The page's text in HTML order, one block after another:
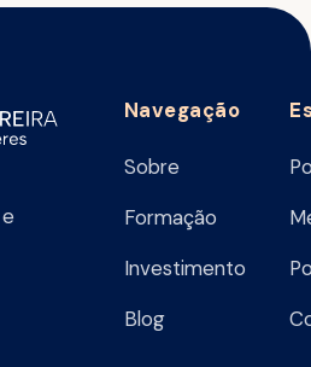
Navegação
Sobre
Formação
Investimento
Blog